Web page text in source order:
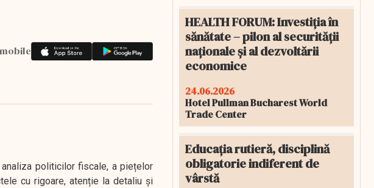
politicilor fiscale, a piețelor
cu rigoare, atenție la detaliu și
HEALTH FORUM: Investiția în
sănătate – pilon al securității
naționale și al dezvoltării
economice
24.06.2026
Hotel Pullman Bucharest World
Trade Center
Educația rutieră, disciplină
obligatorie indiferent de
vârstă